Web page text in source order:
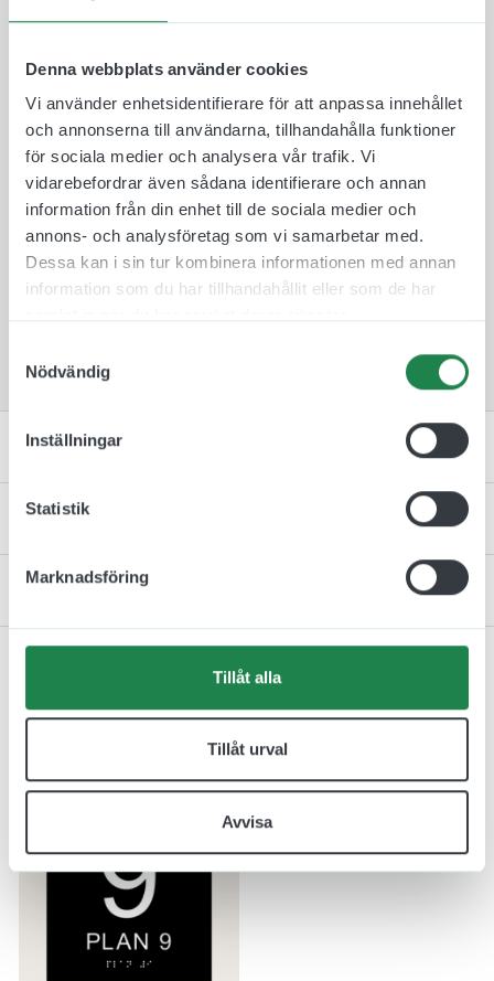
Denna webbplats använder cookies
Vi använder enhetsidentifierare för att anpassa innehållet
och annonserna till användarna, tillhandahålla funktioner
för sociala medier och analysera vår trafik. Vi
vidarebefordrar även sådana identifierare och annan
information från din enhet till de sociala medier och
annons- och analysföretag som vi samarbetar med.
Dessa kan i sin tur kombinera informationen med annan
information som du har tillhandahållit eller som de har
Nödvändig
Inställningar
Statistik
Marknadsföring
Tillåt alla
Tillåt urval
Avvisa
mellan för att de ska passa in i rätt miljö och
Skylten monteras därefter på en medföljande
väggkonsol som skruvas fast med medföljande
skruv och plugg. Tack vare denna fästmetod så är
det lätt att byta skyltar mellan rum ifall att de
skulle byta plats.
Vår flaggskylt för plan 9 passar bra i
lägenhetsbyggnader, kontorskomplex och skolor.
Specifikation
Monteringsinstruktion
Kontakta oss
Relaterade produkter